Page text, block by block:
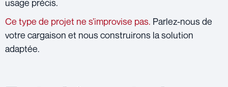
usage précis.
Ce type de projet ne s’improvise pas. Parlez-nous de
votre cargaison et nous construirons la solution
adaptée.